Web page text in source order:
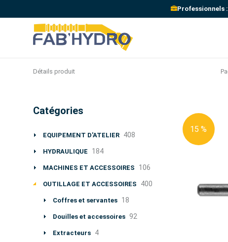
Professionnels :
Détails produit
15 %
Catégories
EQUIPEMENT D'ATELIER 408
HYDRAULIQUE 184
MACHINES ET ACCESSOIRES 106
OUTILLAGE ET ACCESSOIRES 400
Coffres et servantes 18
Douilles et accessoires 92
Extracteurs 4